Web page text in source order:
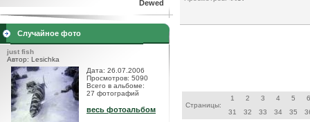
Dewed
Случайное фото
just fish
Автор: Lesichka
Дата: 26.07.2006
Просмотров: 5090
Всего в альбоме:
27 фотографий
весь фотоальбом
Страницы:
1 2 3 4 5
6
31
32 33 34 35